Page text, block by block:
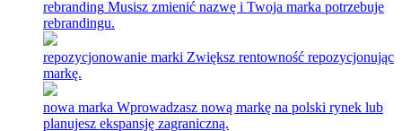
rebranding Musisz zmienić nazwę i Twoja marka potrzebuje
rebrandingu.
repozycjonowanie marki Zwiększ rentowność repozycjonując
markę.
nowa marka Wprowadzasz nową markę na polski rynek lub
planujesz ekspansję zagraniczną.